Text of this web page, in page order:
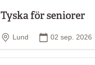
Tyska för seniorer
Plats
Lund Startdatum
02 sep. 2026